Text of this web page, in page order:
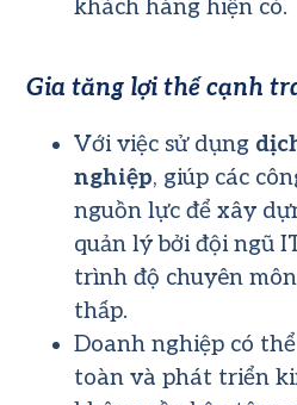
khách hàng hiện có.
Gia tăng lợi thế cạnh
Với việc sử dụng
nghiệp, giúp các
nguồn lực để xây
quản lý bởi đội ngũ
trình độ chuyên
thấp.
Doanh nghiệp có
toàn và phát triển